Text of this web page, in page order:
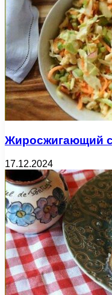
Жиросжигающий
17.12.2024